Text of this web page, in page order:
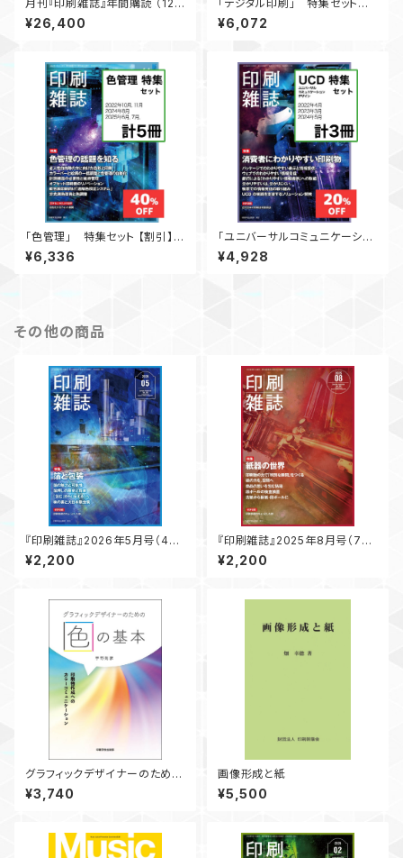
月刊『印刷雑誌』年間購読 （12ヶ
月分）【送料無料】
¥26,400
「デジタル印刷」 特集セット
【割引】 月刊『印刷雑誌』
¥6,072
「色管理」 特集セット 【割引】
月刊『印刷雑誌』
¥6,336
「ユニバーサルコミュニケーショ
ンデザイン（UCD）」 特集セッ
ト 【割引】 月刊『印刷雑誌』
¥4,928
その他の商品
『印刷雑誌』2026年5月号（4月
20日発行）
¥2,200
『印刷雑誌』2025年8月号（7月
18日発行）
¥2,200
グラフィックデザイナーのための
色の基本 ― 印刷物作成への
カラーコミュニケーション ―
¥3,740
画像形成と紙
¥5,500